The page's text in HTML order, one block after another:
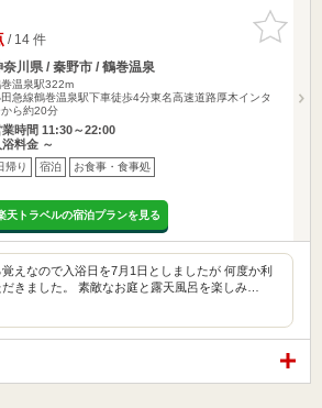
お気に入
りに追加
/ 14 件
奈川県 / 秦野市 / 鶴巻温泉
温泉駅322m
急線鶴巻温泉駅下車徒歩4分東名高速道路厚木インタ
から約20分
業時間 11:30～22:00
浴料金 ～
帰り 宿泊 お食事・食事処
天トラベルの宿泊プランを見る
えなので入浴日を7月1日としましたが 何度か利
きました。 素敵なお庭と露天風呂を楽しみ…